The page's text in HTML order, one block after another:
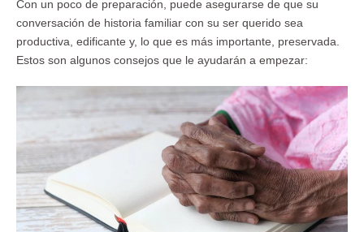
Con un poco de preparación, puede asegurarse de que su
conversación de historia familiar con su ser querido sea
productiva, edificante y, lo que es más importante, preservada.
Estos son algunos consejos que le ayudarán a empezar: